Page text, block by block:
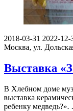
2018-03-31 2022-12-
Москва, ул.
Выставка
В Хлебном доме
выставка
ребенку